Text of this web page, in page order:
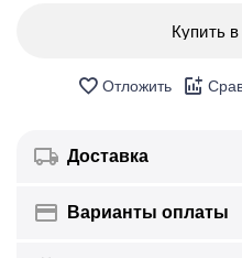
Купить
Отложить
Доставка
Варианты оплаты